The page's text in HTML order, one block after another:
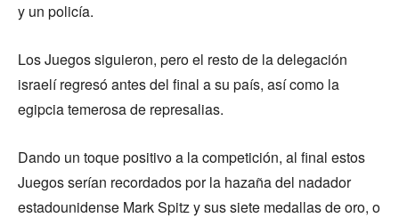
y un policía.
Los Juegos siguieron, pero el resto de la delegación
israelí regresó antes del final a su país, así como la
egipcia temerosa de represalias.
Dando un toque positivo a la competición, al final estos
Juegos serían recordados por la hazaña del nadador
estadounidense Mark Spitz y sus siete medallas de oro, o